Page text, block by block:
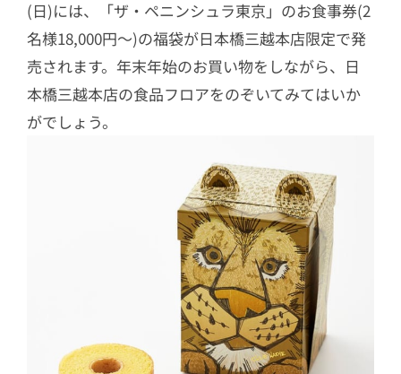
(日)には、「ザ・ペニンシュラ東京」のお食事券(2
名様18,000円～)の福袋が日本橋三越本店限定で発
売されます。年末年始のお買い物をしながら、日
本橋三越本店の食品フロアをのぞいてみてはいか
がでしょう。